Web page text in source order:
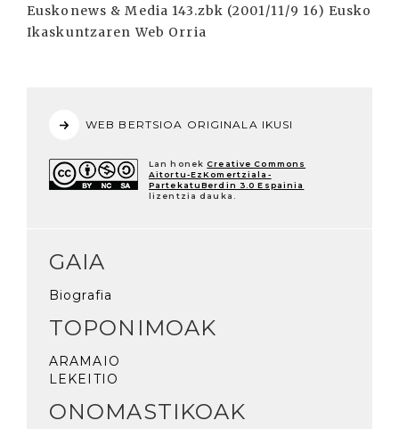
WEB BERTSIOA ORIGINALA IKUSI
Lan honek Creative Commons
Aitortu-EzKomertziala-
PartekatuBerdin 3.0 Espainia
lizentzia dauka.
GAIA
Biografia
TOPONIMOAK
ARAMAIO
LEKEITIO
ONOMASTIKOAK